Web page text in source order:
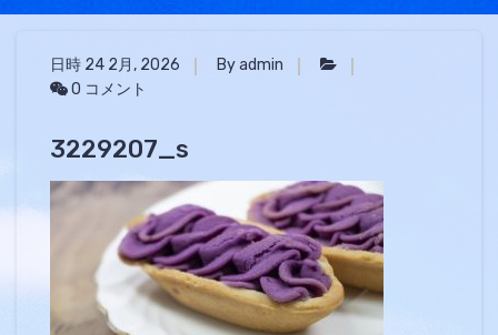
日時 24 2月, 2026
By admin
0 コメント
3229207_s